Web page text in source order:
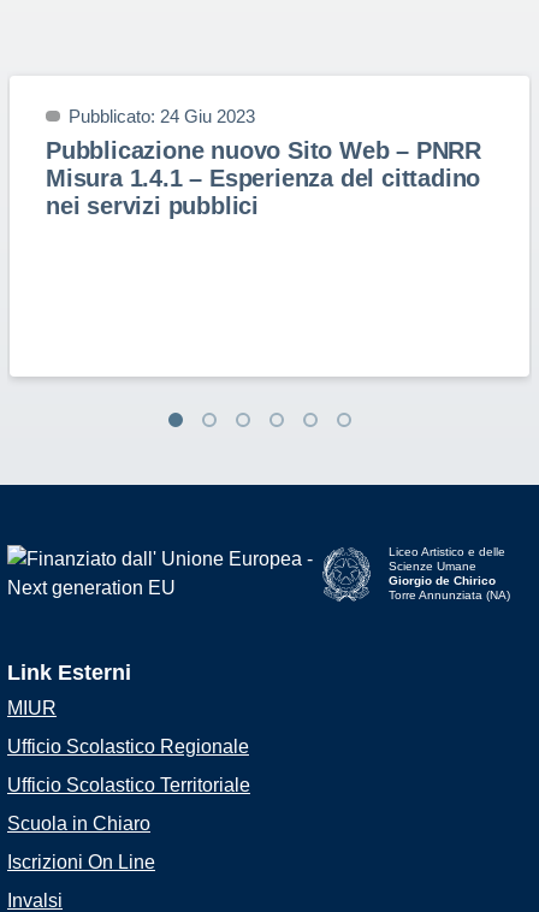
Pubblicato: 24 Giu 2023
Pubblicazione nuovo Sito Web – PNRR
Misura 1.4.1 – Esperienza del cittadino
nei servizi pubblici
Liceo Artistico e delle
Scienze Umane
Giorgio de Chirico
Torre Annunziata (NA)
Link Esterni
MIUR
Ufficio Scolastico Regionale
Ufficio Scolastico Territoriale
Scuola in Chiaro
Iscrizioni On Line
Invalsi